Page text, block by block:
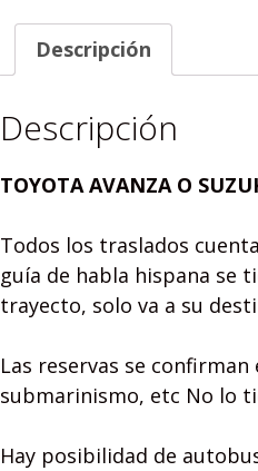
Descripción
Descripción
TOYOTA AVANZA O
Todos los traslados
guía de habla hispana se
trayecto, solo va a su
Las reservas se
submarinismo, etc No lo
Hay posibilidad de